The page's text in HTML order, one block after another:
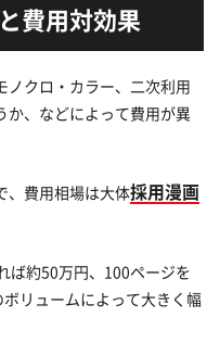
費用対効果
ノクロ・カラー、二次利用
か、などによって費用が異
、費用相場は大体採用漫画
ば約50万円、100ページを
リュームによって大きく幅